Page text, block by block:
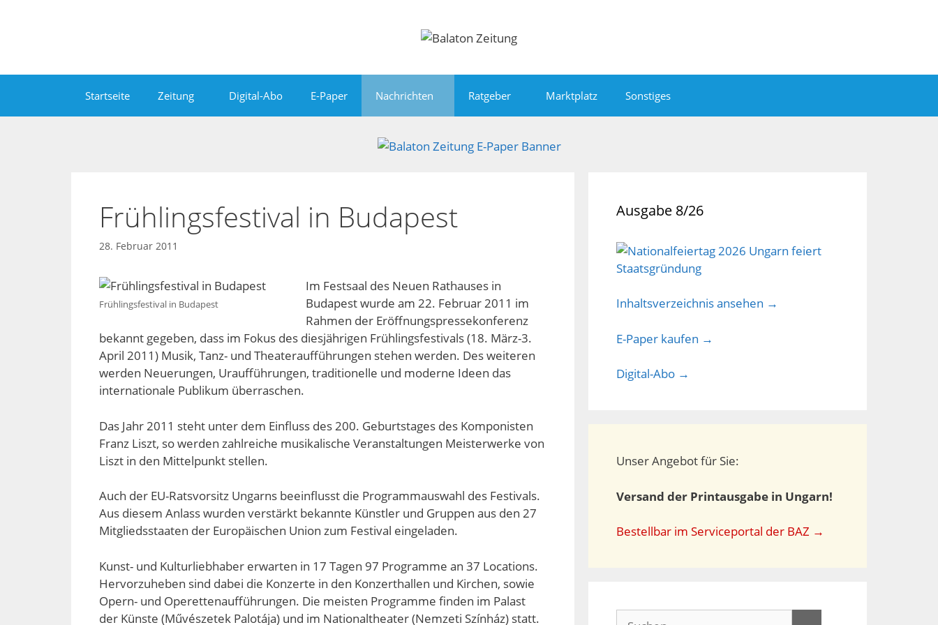
Startseite Zeitung Digital-Abo E-Paper Nachrichten Ratgeber Marktplatz Sonstiges
Frühlingsfestival in Budapest
28. Februar 2011
Frühlingsfestival in Budapest
Im Festsaal des Neuen Rathauses in
Budapest wurde am 22. Februar 2011 im
Rahmen der Eröffnungspressekonferenz
bekannt gegeben, dass im Fokus des diesjährigen Frühlingsfestivals (18. März-3.
April 2011) Musik, Tanz- und Theateraufführungen stehen werden. Des weiteren
werden Neuerungen, Uraufführungen, traditionelle und moderne Ideen das
internationale Publikum überraschen.
Das Jahr 2011 steht unter dem Einfluss des 200. Geburtstages des Komponisten
Franz Liszt, so werden zahlreiche musikalische Veranstaltungen Meisterwerke von
Liszt in den Mittelpunkt stellen.
Auch der EU-Ratsvorsitz Ungarns beeinflusst die Programmauswahl des Festivals.
Aus diesem Anlass wurden verstärkt bekannte Künstler und Gruppen aus den 27
Mitgliedsstaaten der Europäischen Union zum Festival eingeladen.
Kunst- und Kulturliebhaber erwarten in 17 Tagen 97 Programme an 37 Locations.
Hervorzuheben sind dabei die Konzerte in den Konzerthallen und Kirchen, sowie
Opern- und Operettenaufführungen. Die meisten Programme finden im Palast
der Künste (Művészetek Palotája) und im Nationaltheater (Nemzeti Színház) statt.
Ausgabe 8/26
Inhaltsverzeichnis ansehen →
E-Paper kaufen →
Digital-Abo →
Unser Angebot für Sie:
Versand der Printausgabe in Ungarn!
Bestellbar im Serviceportal der BAZ →
Suchen